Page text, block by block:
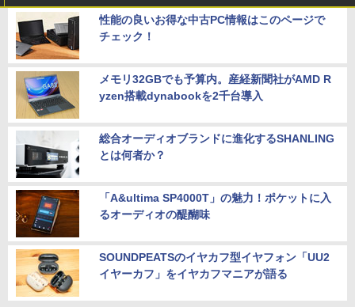
性能の良いお得な中古PC情報はこのページで
チェック！
メモリ32GBでも予算内。産経新聞社がAMD R
yzen搭載dynabookを2千台導入
総合オーディオブランドに進化するSHANLING
とは何者か？
「A&ultima SP4000T」の魅力！ポケットに入
るオーディオの醍醐味
SOUNDPEATSのイヤカフ型イヤフォン「UU2
イヤーカフ」をイヤカフマニアが語る